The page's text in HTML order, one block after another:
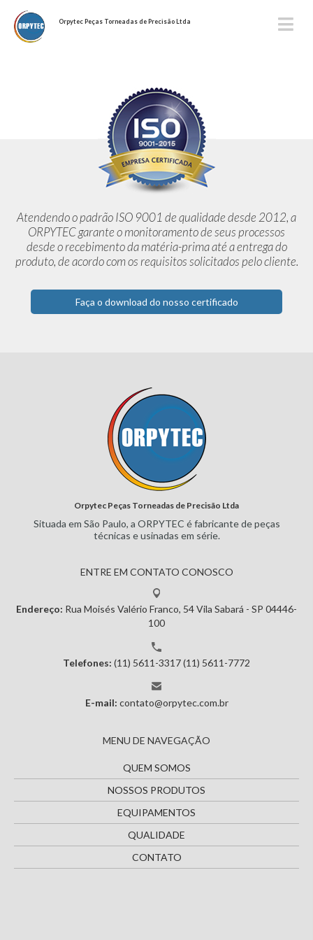
Orpytec Peças Torneadas de Precisão Ltda
Atendendo o padrão ISO 9001 de qualidade desde 2012,a
ORPYTEC garante o monitoramento de seus processos
desde orecebimento da matéria-prima até a entrega do
produto, de acordocom os requisitos solicitados pelo cliente.
Faça o download do nosso certificado
Orpytec Peças Torneadas de Precisão Ltda
Situada em São Paulo, a ORPYTEC é fabricante de peças
técnicas eusinadas em série.
ENTRE EM CONTATO CONOSCO
Endereço: Rua Moisés Valério Franco, 54Vila Sabará - SP 04446-
100
Telefones: (11) 5611-3317(11) 5611-7772
E-mail: contato@orpytec.com.br
MENU DE NAVEGAÇÃO
QUEM SOMOS
NOSSOS PRODUTOS
EQUIPAMENTOS
QUALIDADE
CONTATO